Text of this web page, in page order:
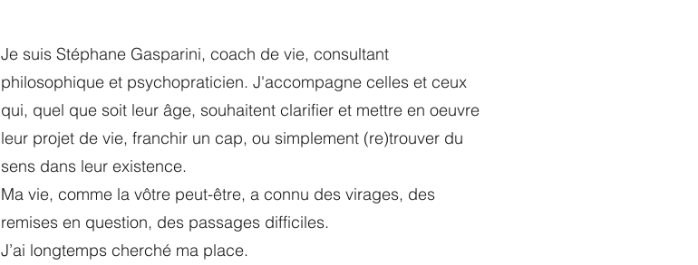
Je suis Stéphane Gasparini, coach de vie, consultant
philosophique et psychopraticien. J'accompagne celles et ceux
qui, quel que soit leur âge, souhaitent clarifier et mettre en oeuvre
leur projet de vie, franchir un cap, ou simplement (re)trouver du
sens dans leur existence.
Ma vie, comme la vôtre peut-être, a connu des virages, des
remises en question, des passages difficiles.
J’ai longtemps cherché ma place.